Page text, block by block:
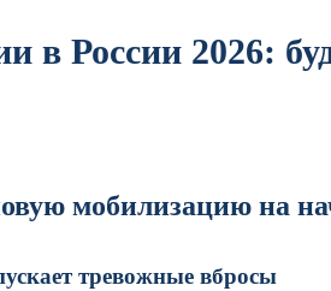
в России 2026:
мобилизацию на
тревожные вбросы